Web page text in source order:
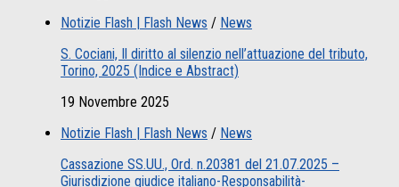
Notizie Flash | Flash News / News
S. Cociani, Il diritto al silenzio nell’attuazione del tributo,
Torino, 2025 (Indice e Abstract)
19 Novembre 2025
Notizie Flash | Flash News / News
Cassazione SS.UU., Ord. n.20381 del 21.07.2025 –
Giurisdizione giudice italiano-Responsabilità-